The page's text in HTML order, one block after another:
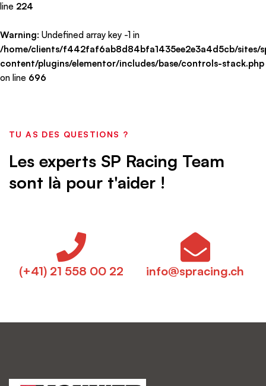
line 224
Warning: Undefined array key -1 in
/home/clients/f442faf6ab8d84bfa1435ee2e3a4d5cb/sites/
content/plugins/elementor/includes/base/controls-stack.php
on line 696
TU AS DES QUESTIONS ?
Les experts SP Racing Team
sont là pour t'aider !
(+41) 21 558 00 22 info@spracing.ch